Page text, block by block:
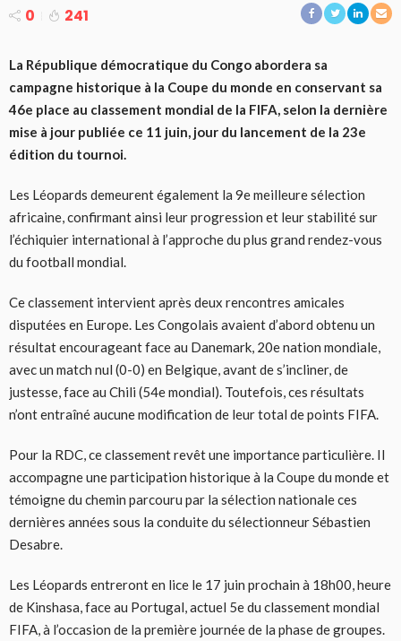
0 241
La République démocratique du Congo abordera sa
campagne historique à la Coupe du monde en conservant sa
46e place au classement mondial de la FIFA, selon la dernière
mise à jour publiée ce 11 juin, jour du lancement de la 23e
édition du tournoi.
Les Léopards demeurent également la 9e meilleure sélection
africaine, confirmant ainsi leur progression et leur stabilité sur
l’échiquier international à l’approche du plus grand rendez-vous
du football mondial.
Ce classement intervient après deux rencontres amicales
disputées en Europe. Les Congolais avaient d’abord obtenu un
résultat encourageant face au Danemark, 20e nation mondiale,
avec un match nul (0-0) en Belgique, avant de s’incliner, de
justesse, face au Chili (54e mondial). Toutefois, ces résultats
n’ont entraîné aucune modification de leur total de points FIFA.
Pour la RDC, ce classement revêt une importance particulière. Il
accompagne une participation historique à la Coupe du monde et
témoigne du chemin parcouru par la sélection nationale ces
dernières années sous la conduite du sélectionneur Sébastien
Desabre.
Les Léopards entreront en lice le 17 juin prochain à 18h00, heure
de Kinshasa, face au Portugal, actuel 5e du classement mondial
FIFA, à l’occasion de la première journée de la phase de groupes.